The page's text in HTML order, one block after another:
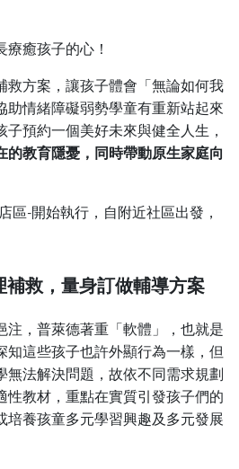
癒孩子的心！
救方案，讓孩子體會「無論如何我
助情緒障礙弱勢學童有重新站起來
預約一個美好未來與健全人生，
的教育隱憂，同時帶動原生家庭向
區-開始執行，自附近社區出發，
補救，量身訂做輔導方案
注，普萊德著重「軟體」，也就是
知這些孩子也許外顯行為一樣，但
無法解決問題，故依不同需求規劃
性教材，重點在實質引發孩子們的
培養孩童多元學習興趣及多元發展